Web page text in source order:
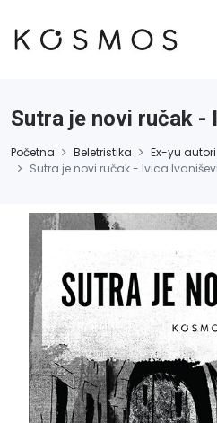
Sutra je novi ručak -
Početna Beletristika
Ex-yu autori
Sutra je novi ručak - Ivica